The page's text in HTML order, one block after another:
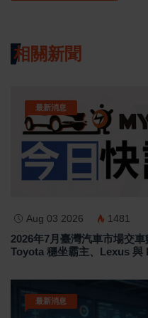
相關新聞
最新消息
Aug 03 2026 1481
2026年7月臺灣汽車市場交
Toyota 穩坐霸主、Lexus 與
最新消息